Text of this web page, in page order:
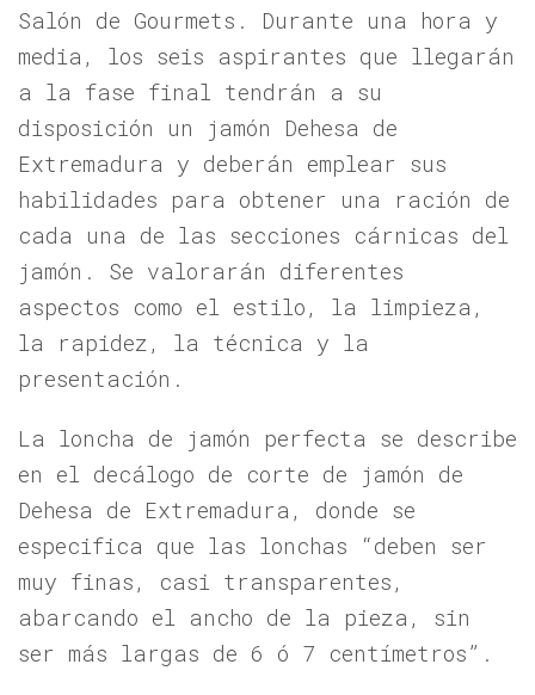
Salón de Gourmets. Durante una hora y
media, los seis aspirantes que llegarán
a la fase final tendrán a su
disposición un jamón Dehesa de
Extremadura y deberán emplear sus
habilidades para obtener una ración de
cada una de las secciones cárnicas del
jamón. Se valorarán diferentes
aspectos como el estilo, la limpieza,
la rapidez, la técnica y la
presentación.
La loncha de jamón perfecta se describe
en el decálogo de corte de jamón de
Dehesa de Extremadura, donde se
especifica que las lonchas “deben ser
muy finas, casi transparentes,
abarcando el ancho de la pieza, sin
ser más largas de 6 ó 7 centímetros”.